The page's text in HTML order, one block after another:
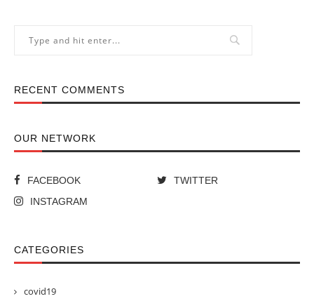
RECENT COMMENTS
OUR NETWORK
FACEBOOK
TWITTER
INSTAGRAM
CATEGORIES
covid19